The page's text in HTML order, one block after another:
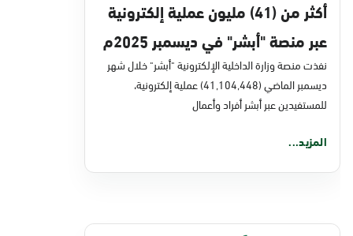
أكثر من (41) مليون عملية إلكترونية
عبر منصة "أبشر" في ديسمبر 2025م
نفذت منصة وزارة الداخلية الإلكترونية "أبشر" خلال شهر
ديسمبر الماضي (41,104,448) عملية إلكترونية،
للمستفيدين عبر أبشر أفراد وأعمال
المزيد...